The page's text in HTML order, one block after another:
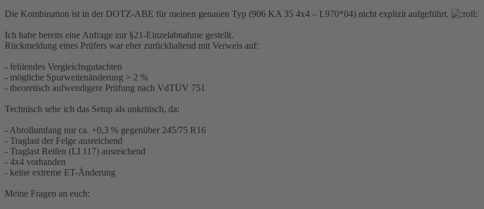
Die Kombination ist in der DOTZ-ABE für meinen genauen Typ (906 KA 35 4x4 – L970*04) nicht explizit aufgeführt.
Ich habe bereits eine Anfrage zur §21-Einzelabnahme gestellt.
Rückmeldung eines Prüfers war eher zurückhaltend mit Verweis auf:
- fehlendes Vergleichsgutachten
- mögliche Spurweitenänderung > 2 %
- theoretisch aufwendigere Prüfung nach VdTÜV 751
Technisch sehe ich das Setup als unkritisch, da:
- Abrollumfang nur ca. +0,3 % gegenüber 245/75 R16
- Traglast der Felge ausreichend
- Traglast Reifen (LI 117) ausreichend
- 4x4 vorhanden
- keine extreme ET-Änderung
Meine Fragen an euch: